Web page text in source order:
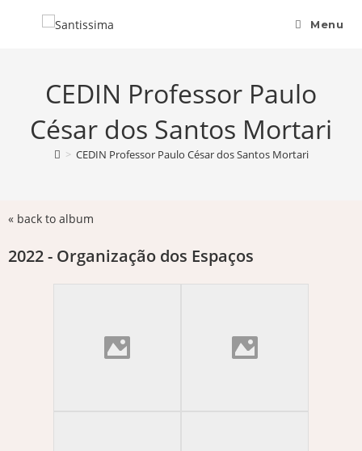
Menu
CEDIN Professor Paulo
César dos Santos Mortari
> CEDIN Professor Paulo César dos Santos Mortari
« back to album
2022 - Organização dos Espaços